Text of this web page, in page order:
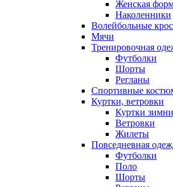
Женская
Наколенники
Волейбольные
Мячи
Тренировочная
Футболки
Шорты
Регланы
Спортивные
Куртки, ветровки
Куртки
Ветровки
Жилеты
Повседневная
Футболки
Поло
Шорты